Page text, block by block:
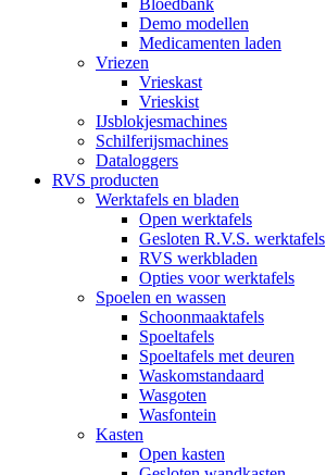
Demo modellen
Medicamenten laden
Vriezen
Vrieskast
Vrieskist
IJsblokjesmachines
Schilferijsmachines
Dataloggers
RVS producten
Werktafels en bladen
Open werktafels
Gesloten R.V.S. werktafels
RVS werkbladen
Opties voor werktafels
Spoelen en wassen
Schoonmaaktafels
Spoeltafels
Spoeltafels met deuren
Waskomstandaard
Wasgoten
Wasfontein
Kasten
Open kasten